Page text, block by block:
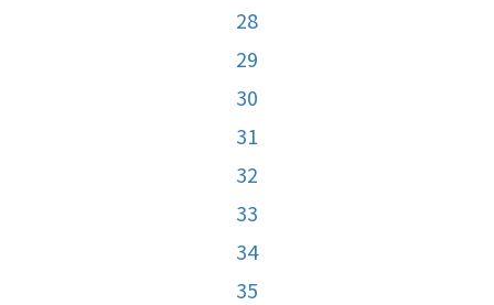
28
29
30
31
32
33
34
35